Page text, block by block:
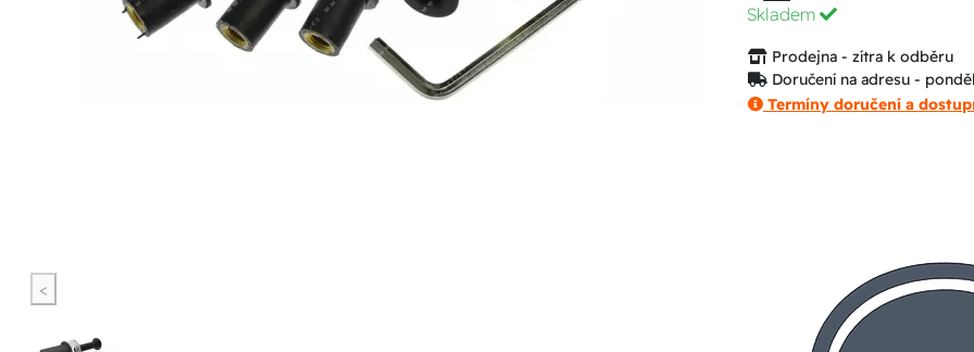
<
Skladem
Prodejna - zítra k odběru
Doručení na adresu -
Termíny doručení a